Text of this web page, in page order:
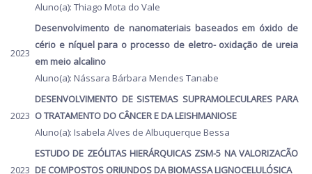
Aluno(a): Thiago Mota do Vale
2023
Desenvolvimento de nanomateriais baseados em óxido de
cério e níquel para o processo de eletro- oxidação de ureia
em meio alcalino
Aluno(a): Nássara Bárbara Mendes Tanabe
2023
DESENVOLVIMENTO DE SISTEMAS SUPRAMOLECULARES PARA
O TRATAMENTO DO CÂNCER E DA LEISHMANIOSE
Aluno(a): Isabela Alves de Albuquerque Bessa
2023
ESTUDO DE ZEÓLITAS HIERÁRQUICAS ZSM-5 NA VALORIZACÃO
DE COMPOSTOS ORIUNDOS DA BIOMASSA LIGNOCELULÓSICA